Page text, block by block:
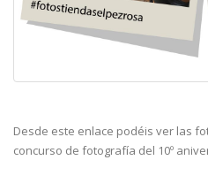
Desde este enlace podéis ver las
concurso de fotografía del 10º